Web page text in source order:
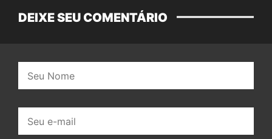
DEIXE SEU COMENTÁRIO
mail: